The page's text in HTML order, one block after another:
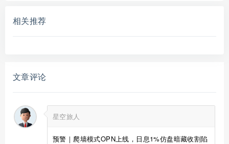
相关推荐
文章评论
星空旅人
预警｜爬墙模式OPN上线，日息1%仿盘暗藏收割陷